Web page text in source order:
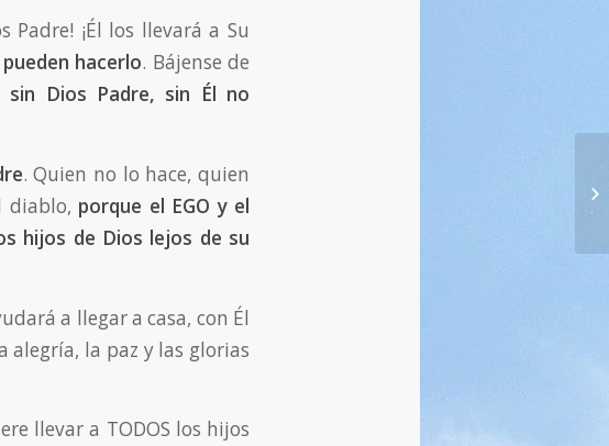
Padre! ¡Él los llevará a Su
hacerlo. Bájense de
sin Dios Padre, sin Él no
. Quien no lo hace, quien
diablo, porque el EGO y el
hijos de Dios lejos de su
a llegar a casa, con Él
alegría, la paz y las glorias
llevar a TODOS los hijos